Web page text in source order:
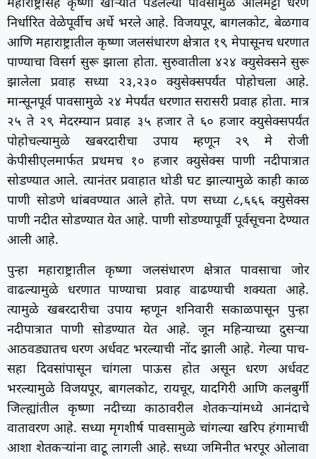
महाराष्ट्रासह कृष्णा खोऱ्यात पडलेल्या पावसामुळे आलमट्टी धरण
निर्धारित वेळेपूर्वीच अर्धे भरले आहे. विजयपूर, बागलकोट, बेळगाव
आणि महाराष्ट्रातील कृष्णा जलसंधारण क्षेत्रात १९ मेपासूनच धरणात
पाण्याचा विसर्ग सुरू झाला होता. सुरुवातीला ४२४ क्युसेक्सने सुरू
झालेला प्रवाह सध्या २३,२३० क्युसेक्सपर्यंत पोहोचला आहे.
मान्सूनपूर्व पावसामुळे २४ मेपर्यंत धरणात सरासरी प्रवाह होता. मात्र
२५ ते २९ मेदरम्यान प्रवाह ३५ हजार ते ६० हजार क्युसेक्सपर्यंत
पोहोचल्यामुळे खबरदारीचा उपाय म्हणून २९ मे रोजी
केपीसीएलमार्फत प्रथमच १० हजार क्युसेक्स पाणी नदीपात्रात
सोडण्यात आले. त्यानंतर प्रवाहात थोडी घट झाल्यामुळे काही काळ
पाणी सोडणे थांबवण्यात आले होते. पण सध्या ८,६६६ क्युसेक्स
पाणी नदीत सोडण्यात येत आहे. पाणी सोडण्यापूर्वी पूर्वसूचना देण्यात
आली आहे.
पुन्हा महाराष्ट्रातील कृष्णा जलसंधारण क्षेत्रात पावसाचा जोर
वाढल्यामुळे धरणात पाण्याचा प्रवाह वाढण्याची शक्यता आहे.
त्यामुळे खबरदारीचा उपाय म्हणून शनिवारी सकाळपासून पुन्हा
नदीपात्रात पाणी सोडण्यात येत आहे. जून महिन्याच्या दुसऱ्या
आठवड्यातच धरण अर्धवट भरल्याची नोंद झाली आहे. गेल्या पाच-
सहा दिवसांपासून चांगला पाऊस होत असून धरण अर्धवट
भरल्यामुळे विजयपूर, बागलकोट, रायचूर, यादगिरी आणि कलबुर्गी
जिल्ह्यांतील कृष्णा नदीच्या काठावरील शेतकऱ्यांमध्ये आनंदाचे
वातावरण आहे. सध्या मृगशीर्ष पावसामुळे चांगल्या खरिप हंगामाची
आशा शेतकऱ्यांना वाटू लागली आहे. सध्या जमिनीत भरपूर ओलावा